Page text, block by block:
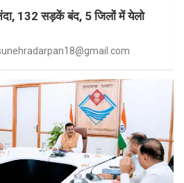
132 सड़कें बंद, 5 जिलों में येलो